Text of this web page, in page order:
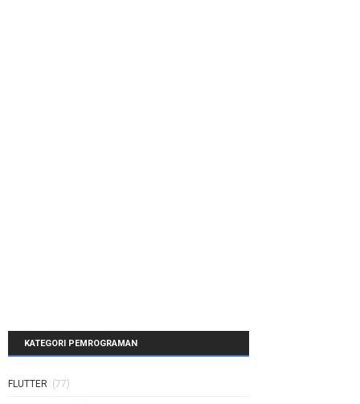
KATEGORI PEMROGRAMAN
FLUTTER (77)